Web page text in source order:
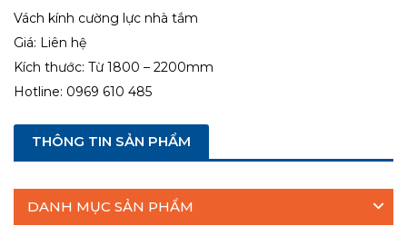
Vách kính cường lực nhà tắm
Giá: Liên hệ
Kích thước: Từ 1800 – 2200mm
Hotline: 0969 610 485
THÔNG TIN SẢN PHẨM
DANH MỤC SẢN PHẨM